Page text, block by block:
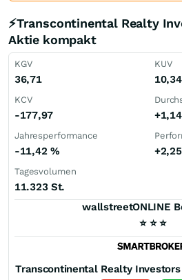
⚡Transcontinental Realty
Aktie kompakt
KGV
36,71
KUV
10,34
KCV
-177,97
Jahresperformance
-11,42 %
Tagesvolumen
11.323 St.
wallstreetONLINE
⭐ ⭐ ⭐
Transcontinental Realty